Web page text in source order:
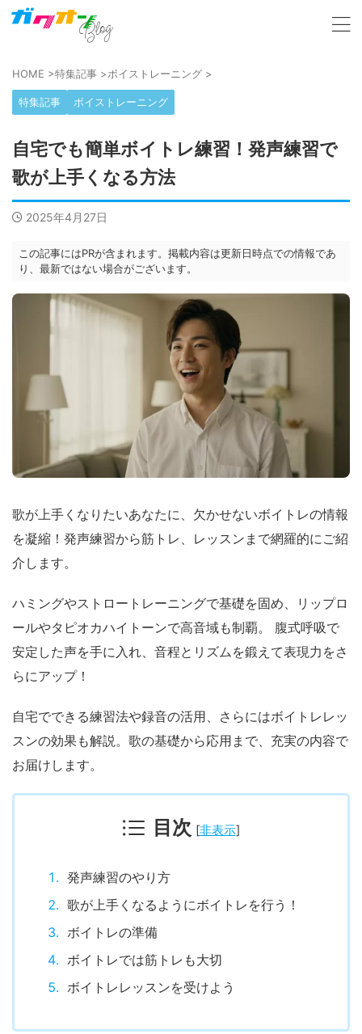
HOME >特集記事 >ボイストレーニング >
特集記事 ボイストレーニング
自宅でも簡単ボイトレ練習！発声練習で
歌が上手くなる方法
2025年4月27日
この記事にはPRが含まれます。掲載内容は更新日時点での情報であ
り、最新ではない場合がございます。
歌が上手くなりたいあなたに、欠かせないボイトレの情報
を凝縮！発声練習から筋トレ、レッスンまで網羅的にご紹
介します。
ハミングやストロートレーニングで基礎を固め、リップロ
ールやタピオカハイトーンで高音域も制覇。 腹式呼吸で
安定した声を手に入れ、音程とリズムを鍛えて表現力をさ
らにアップ！
自宅でできる練習法や録音の活用、さらにはボイトレレッ
スンの効果も解説。歌の基礎から応用まで、充実の内容で
お届けします。
目次 [非表示]
発声練習のやり方
歌が上手くなるようにボイトレを行う！
ボイトレの準備
ボイトレでは筋トレも大切
ボイトレレッスンを受けよう